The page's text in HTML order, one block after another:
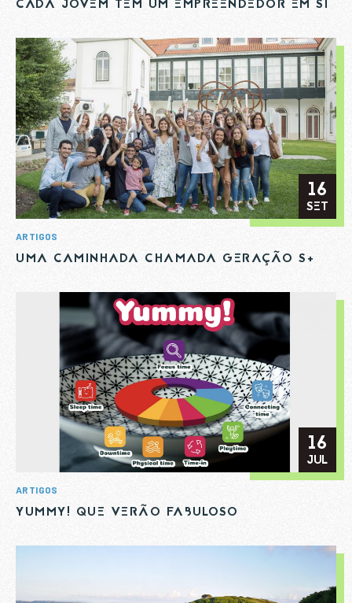
CADA JOVEM TEM UM EMPREENDEDOR EM SI
16
SET
ARTIGOS
UMA CAMINHADA CHAMADA GERAÇÃO S+
16
JUL
ARTIGOS
YUMMY! QUE VERÃO FABULOSO